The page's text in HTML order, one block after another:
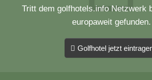
Tritt dem golfhotels.info Netzwerk
europaweit gefunden.
Golfhotel jetzt